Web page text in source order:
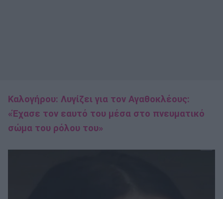
Καλογήρου: Λυγίζει για τον Αγαθοκλέους:
«Έχασε τον εαυτό του μέσα στο πνευματικό
σώμα του ρόλου του»